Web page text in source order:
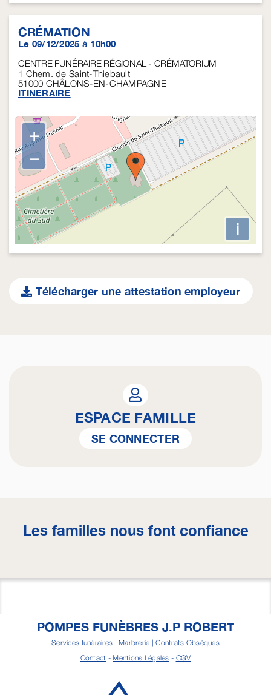
CRÉMATION
Le 09/12/2025 à 10h00
CENTRE FUNÉRAIRE RÉGIONAL - CRÉMATORIUM
1 Chem. de Saint-Thiebault
51000 CHÂLONS-EN-CHAMPAGNE
ITINERAIRE
+
−
i
Télécharger une attestation employeur
ESPACE FAMILLE
SE CONNECTER
Les familles nous font confiance
POMPES FUNÈBRES J.P ROBERT
Services funéraires | Marbrerie | Contrats Obsèques
Contact -Mentions Légales - CGV